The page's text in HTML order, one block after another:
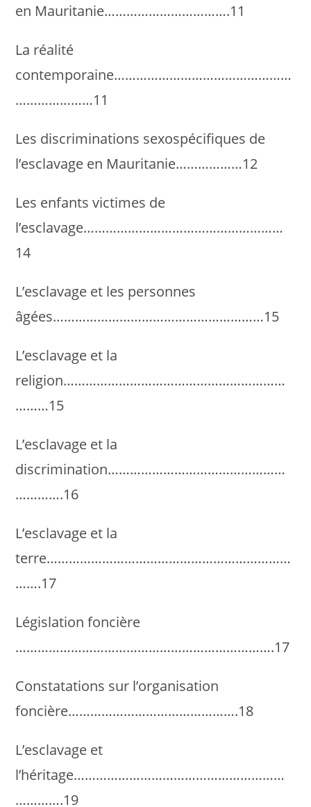
en Mauritanie…………………………….11
La réalité
contemporaine…………………………………………
…………………11
Les discriminations sexospécifiques de
l’esclavage en Mauritanie………………12
Les enfants victimes de
l’esclavage………………………………………………
14
L’esclavage et les personnes
âgées…………………………………………………15
L’esclavage et la
religion……………………………………………………
………15
L’esclavage et la
discrimination…………………………………………
………….16
L’esclavage et la
terre…………………………………………………………
…….17
Législation foncière
…………………………………………………………….17
Constatations sur l’organisation
foncière……………………………………….18
L’esclavage et
l’héritage…………………………………………………
………….19